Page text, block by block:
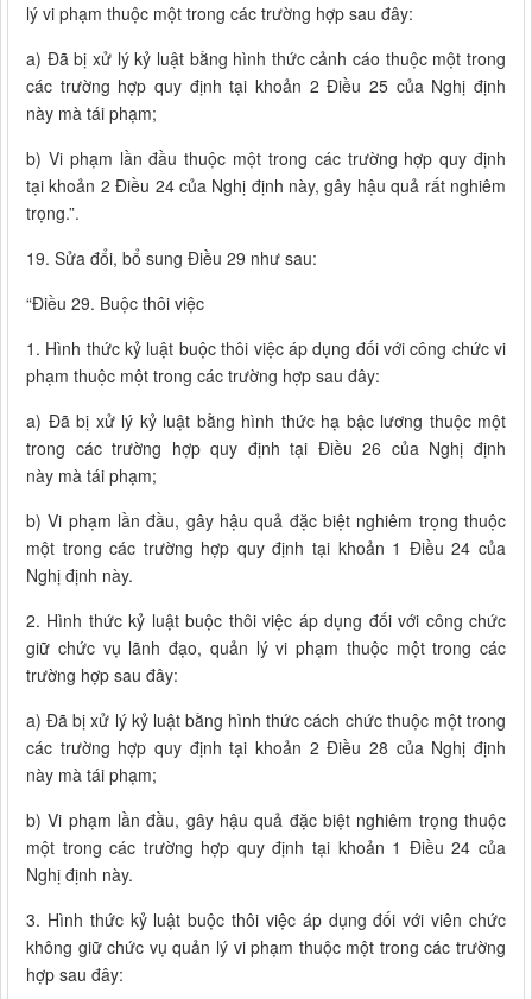
lý vi phạm thuộc một trong các trường hợp sau đây:
a) Đã bị xử lý kỷ luật bằng hình thức cảnh cáo thuộc một trong
các trường hợp quy định tại khoản 2 Điều 25 của Nghị định
này mà tái phạm;
b) Vi phạm lần đầu thuộc một trong các trường hợp quy định
tại khoản 2 Điều 24 của Nghị định này, gây hậu quả rất nghiêm
trọng.”.
19. Sửa đổi, bổ sung Điều 29 như sau:
“Điều 29. Buộc thôi việc
1. Hình thức kỷ luật buộc thôi việc áp dụng đối với công chức vi
phạm thuộc một trong các trường hợp sau đây:
a) Đã bị xử lý kỷ luật bằng hình thức hạ bậc lương thuộc một
trong các trường hợp quy định tại Điều 26 của Nghị định
này mà tái phạm;
b) Vi phạm lần đầu, gây hậu quả đặc biệt nghiêm trọng thuộc
một trong các trường hợp quy định tại khoản 1 Điều 24 của
Nghị định này.
2. Hình thức kỷ luật buộc thôi việc áp dụng đối với công chức
giữ chức vụ lãnh đạo, quản lý vi phạm thuộc một trong các
trường hợp sau đây:
a) Đã bị xử lý kỷ luật bằng hình thức cách chức thuộc một trong
các trường hợp quy định tại khoản 2 Điều 28 của Nghị định
này mà tái phạm;
b) Vi phạm lần đầu, gây hậu quả đặc biệt nghiêm trọng thuộc
một trong các trường hợp quy định tại khoản 1 Điều 24 của
Nghị định này.
3. Hình thức kỷ luật buộc thôi việc áp dụng đối với viên chức
không giữ chức vụ quản lý vi phạm thuộc một trong các trường
hợp sau đây: